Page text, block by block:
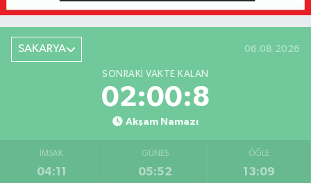
SAKARYA 06.08.2026
SONRAKI VAKTE KALAN
02:00:8
Akşam Namazı
İMSAK
04:11
GÜNEŞ
05:52
ÖĞLE
13:09